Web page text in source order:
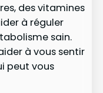
des vitamines
à réguler
sain.
à vous sentir
peut vous